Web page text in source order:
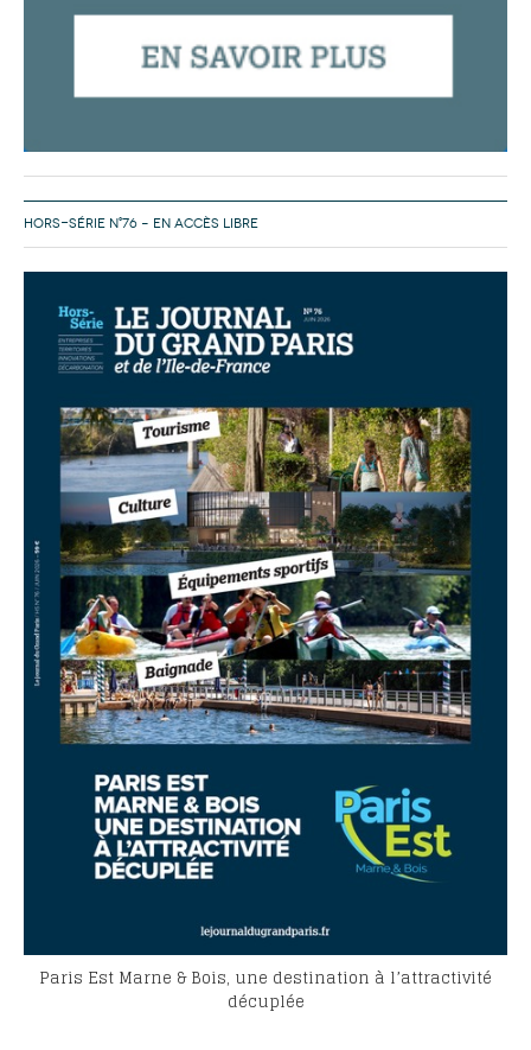
HORS-SÉRIE N°76 – EN ACCÈS LIBRE
Paris Est Marne & Bois, une destination à l’attractivité
décuplée